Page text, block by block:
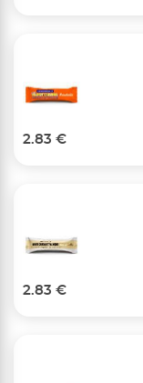
2.83 €
2.83 €